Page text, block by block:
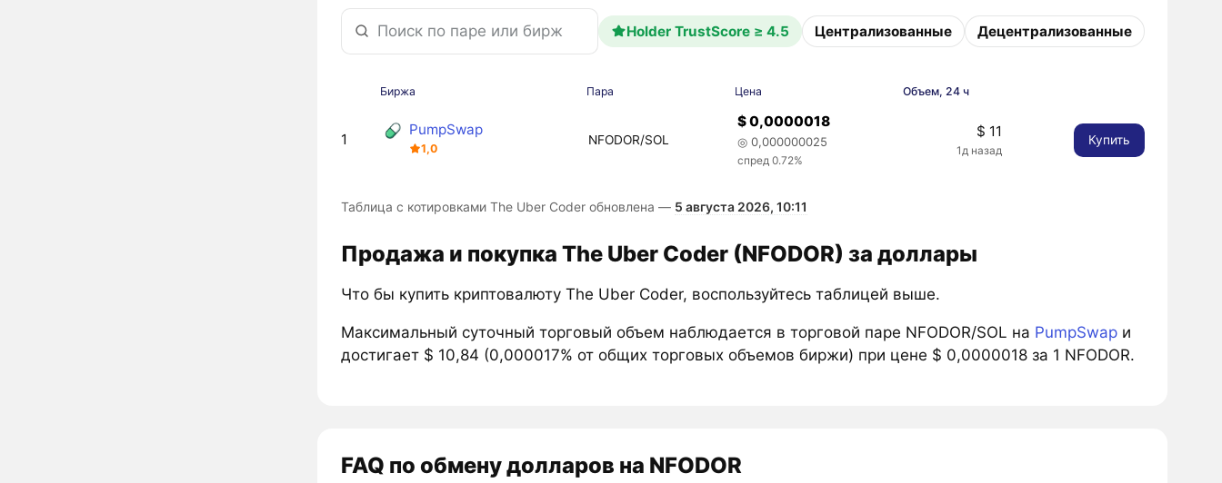
Holder TrustScore ≥ 4.5 Централизованные Децентрализованные
Биржа Пара Цена Объем, 24 ч
1
PumpSwap
1,0
NFODOR/SOL
$ 0,0000018
◎ 0,000000025
спред 0.72%
$ 11
1д назад
Купить
Таблица с котировками The Uber Coder обновлена — 5 августа 2026, 10:11
Продажа и покупка The Uber Coder (NFODOR) за доллары
Что бы купить криптовалюту The Uber Coder, воспользуйтесь таблицей выше.
Максимальный суточный торговый объем наблюдается в торговой паре NFODOR/SOL на PumpSwapи
достигает $ 10,84 (0,000017% от общих торговых объемов биржи) при цене $ 0,0000018 за 1 NFODOR.
FAQ по обмену долларов на NFODOR